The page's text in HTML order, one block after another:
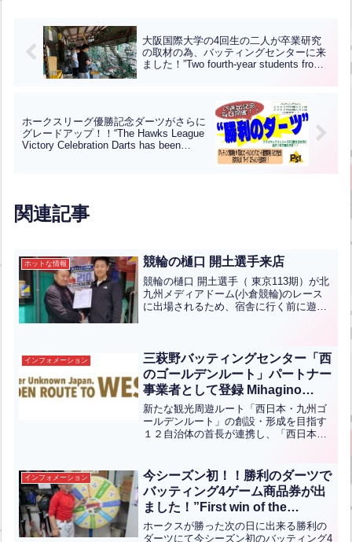
大阪国際大学の4回生の二人が卒業研究
の取材の為、バッティングセンターに来
ました！”Two fourth-year students from
ホークスリーグ優勝記念ダーツがさらに
グレードアップ！！“The Hawks League
Victory Celebration Darts has been
関連記事
ホットな情報 競輪の樋口 開土選手来店
競輪の樋口 開土選手（ 東京113期）が北
九州メディアドーム(小倉競輪)のレース
に出場されるため、宿舎に行く前に遊び
も一緒です。
インフォメーション
三萩野バッティングセンター「西
のゴールデンルート」パートナー
事業者として登録 Mihagino
Batting Center” registered as a
partner Business on the
“Golden Route of the
新たな観光周遊ルート「西日本・九州ゴ
ールデンルート」の創設・形成を目指す
１２自治体の首長が連携し、「西日本・
知度向上につながる取り組みや情報発信
を行うパートナー事業者と...全文はクリ
ック
インフォメーション
今シーズン初！！勝利のダーツで
バッティング4ゲーム商品券が出
ました！”First win of the
season!! Got a batting 4-game
gift certificate from a victory
ホークスが勝った次の日に出来る勝利の
ダーツにて今シーズン初のバッティング4